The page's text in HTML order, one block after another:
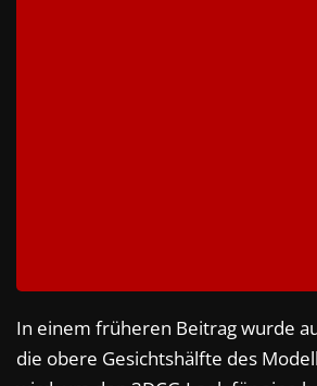
In einem früheren Beitrag wurde
die obere Gesichtshälfte des